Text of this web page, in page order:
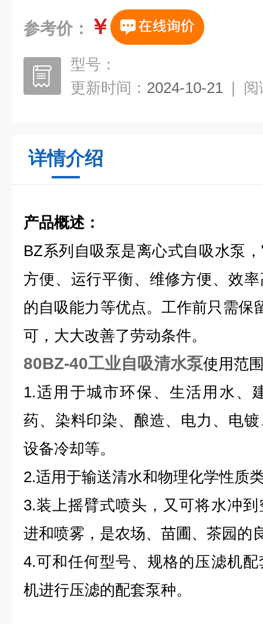
参考价： ￥
型号：
更新时间： 2024-10-21 | 阅
详情介绍
产品概述：
BZ系列自吸泵是离心式自吸水泵
方便、运行平衡、维修方便、效
的自吸能力等优点。工作前只需保
可，大大改善了劳动条件。
80BZ-40工业自吸清水泵使用范
1.适用于城市环保、生活用水、
药、染料印染、酿造、电力、电
设备冷却等。
2.适用于输送清水和物理化学性质
3.装上摇臂式喷头，又可将水冲
进和喷雾，是农场、苗圃、茶园的
4.可和任何型号、规格的压滤机
机进行压滤的配套泵种。